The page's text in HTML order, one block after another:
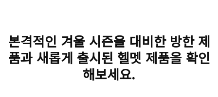
본격적인 겨울 시즌을 대비한 방한 제
품과 새롭게 출시된 헬멧 제품을 확인
해보세요.